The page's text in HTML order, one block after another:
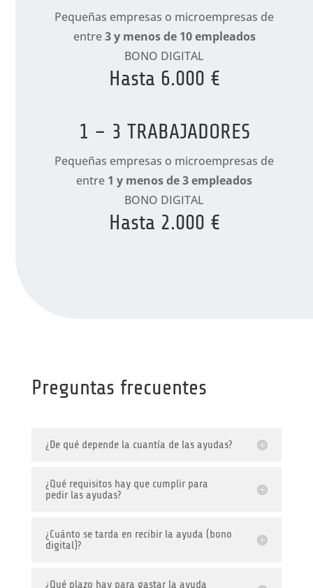
Pequeñas empresas o microempresas de
entre3 y menos de 10 empleados
BONO DIGITAL
Hasta 6.000 €
1 – 3 TRABAJADORES
Pequeñas empresas o microempresas de
entre 1 y menos de 3 empleados
BONO DIGITAL
Hasta 2.000 €
Preguntas frecuentes
¿De qué depende la cuantía de las ayudas?
¿Qué requisitos hay que cumplir para
pedir las ayudas?
¿Cuánto se tarda en recibir la ayuda (bono
digital)?
¿Qué plazo hay para gastar la ayuda